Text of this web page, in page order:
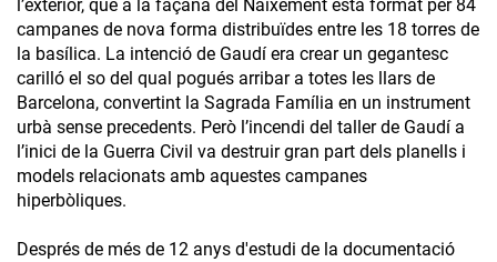
l’exterior, que a la façana del Naixement està format per 84
campanes de nova forma distribuïdes entre les 18 torres de
la basílica. La intenció de Gaudí era crear un gegantesc
carilló el so del qual pogués arribar a totes les llars de
Barcelona, convertint la Sagrada Família en un instrument
urbà sense precedents. Però l’incendi del taller de Gaudí a
l’inici de la Guerra Civil va destruir gran part dels planells i
models relacionats amb aquestes campanes
hiperbòliques.
Després de més de 12 anys d'estudi de la documentació